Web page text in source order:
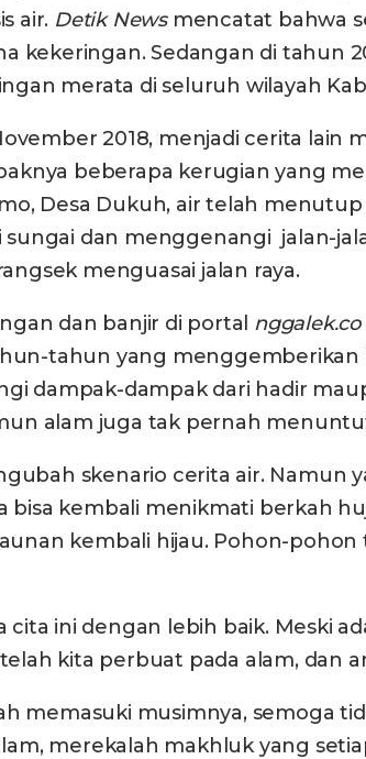
air. Detik Newsmencatat bahwa
Sedangan di tahun
merata di seluruh wilayah
2018, menjadi cerita lain
beberapa kerugian yang
Desa Dukuh, air telah
dan menggenangi jalan-
menguasai jalan raya.
dan banjir di portal nggalek.co
tahun yang
dampak-dampak dari hadir
alam juga tak pernah
skenario cerita air.
kembali menikmati berkah
kembali hijau. Pohon-
ini dengan lebih baik. Meski
kita perbuat pada alam, dan
memasuki musimnya, semoga
merekalah makhluk yang